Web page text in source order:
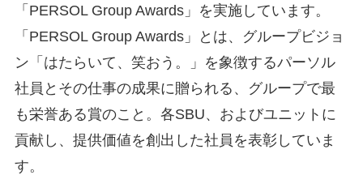
「PERSOL Group Awards」を実施しています。
「PERSOL Group Awards」とは、グループビジョ
ン「はたらいて、笑おう。」を象徴するパーソル
社員とその仕事の成果に贈られる、グループで最
も栄誉ある賞のこと。各SBU、およびユニットに
貢献し、提供価値を創出した社員を表彰していま
す。